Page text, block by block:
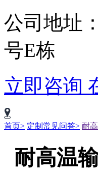
公司地址
号E栋
立即咨询
首页> 定制常见问答> 耐
耐高温